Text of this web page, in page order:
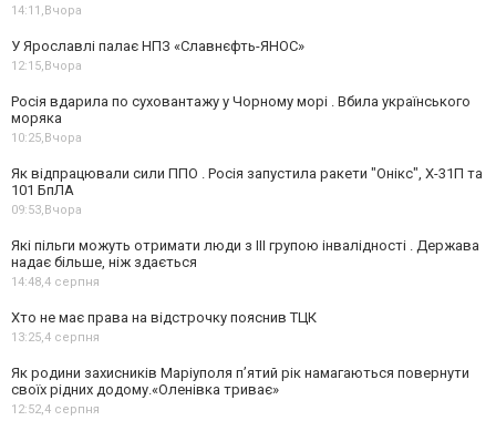
14:11,Вчора
У Ярославлі палає НПЗ «Славнєфть-ЯНОС»
12:15,Вчора
Росія вдарила по суховантажу у Чорному морі . Вбила українського
моряка
10:25,Вчора
Як відпрацювали сили ППО . Росія запустила ракети "Онікс", Х-31П та
101 БпЛА
09:53,Вчора
Які пільги можуть отримати люди з III групою інвалідності . Держава
надає більше, ніж здається
14:48,4 серпня
Хто не має права на відстрочку пояснив ТЦК
13:25,4 серпня
Як родини захисників Маріуполя пʼятий рік намагаються повернути
своїх рідних додому.«Оленівка триває»
12:52,4 серпня